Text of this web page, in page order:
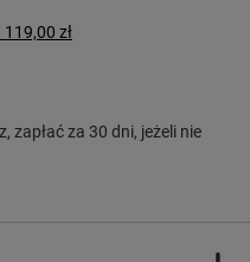
119,00 zł
zapłać za 30 dni, jeżeli nie